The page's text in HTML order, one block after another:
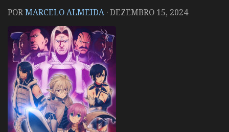
PORMARCELO ALMEIDA ·DEZEMBRO 15, 2024